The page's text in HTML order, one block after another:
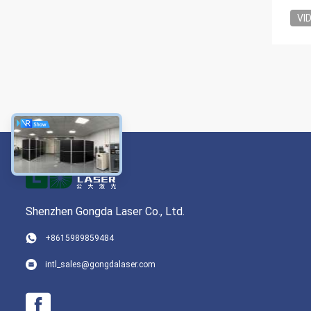
Shenzhen Gongda Laser Co., Ltd.
+8615989859484
intl_sales@gongdalaser.com